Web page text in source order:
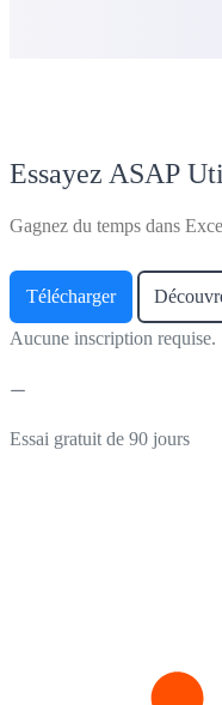
Essayez ASAP
Gagnez du temps dans
Télécharger
Aucune inscription requise.
Essai gratuit de 90 jours